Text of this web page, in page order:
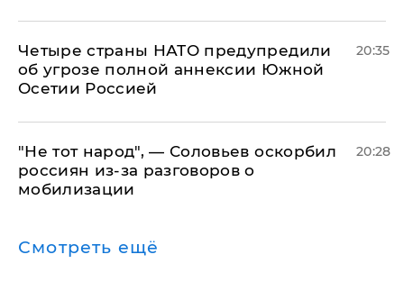
Четыре страны НАТО предупредили
об угрозе полной аннексии Южной
Осетии Россией
20:35
​"Не тот народ", — Соловьев оскорбил
россиян из-за разговоров о
мобилизации
20:28
Смотреть ещё